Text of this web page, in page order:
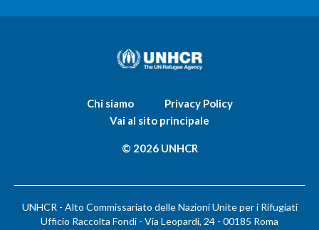
Chi siamo
Privacy Policy
Vai al sito principale
© 2026 UNHCR
UNHCR - Alto Commissariato delle Nazioni Unite per i Rifugiati
Ufficio Raccolta Fondi - Via Leopardi, 24 - 00185 Roma